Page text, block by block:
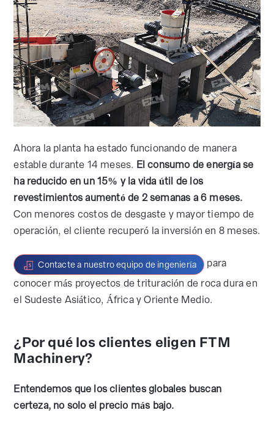
Ahora la planta ha estado funcionando de manera
estable durante 14 meses. El consumo de energía se
ha reducido en un 15% y la vida útil de los
revestimientos aumentó de 2 semanas a 6 meses.
Con menores costos de desgaste y mayor tiempo de
operación, el cliente recuperó la inversión en 8 meses.
Contacte a nuestro equipo de ingeniería
para
conocer más proyectos de trituración de roca dura en
el Sudeste Asiático, África y Oriente Medio.
¿Por qué los clientes eligen FTM
Machinery?
Entendemos que los clientes globales buscan
certeza, no solo el precio más bajo.